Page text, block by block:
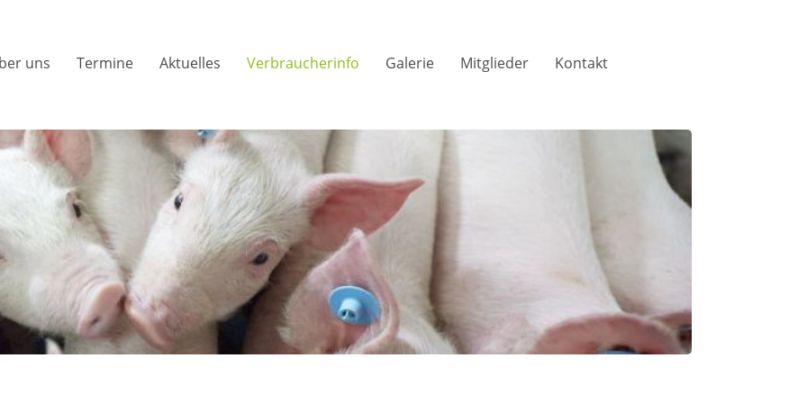
uns Termine Aktuelles Verbraucherinfo Galerie Mitglieder Kontakt